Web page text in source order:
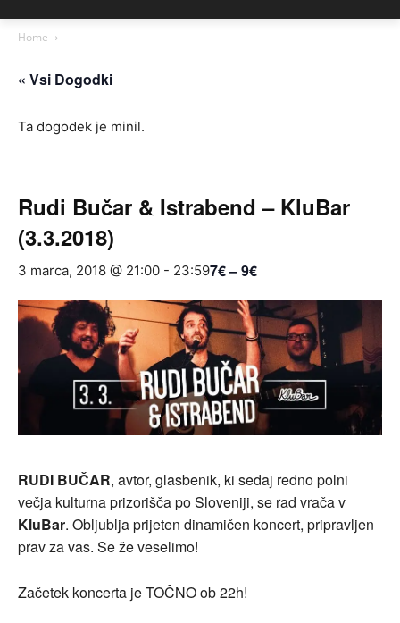
Home
« Vsi Dogodki
Ta dogodek je minil.
Rudi Bučar & Istrabend – KluBar
(3.3.2018)
3 marca, 2018 @ 21:00 - 23:597€ – 9€
RUDI BUČAR, avtor, glasbenik, ki sedaj redno polni
večja kulturna prizorišča po Sloveniji, se rad vrača v
KluBar. Obljublja prijeten dinamičen koncert, pripravljen
prav za vas. Se že veselimo!
Začetek koncerta je TOČNO ob 22h!